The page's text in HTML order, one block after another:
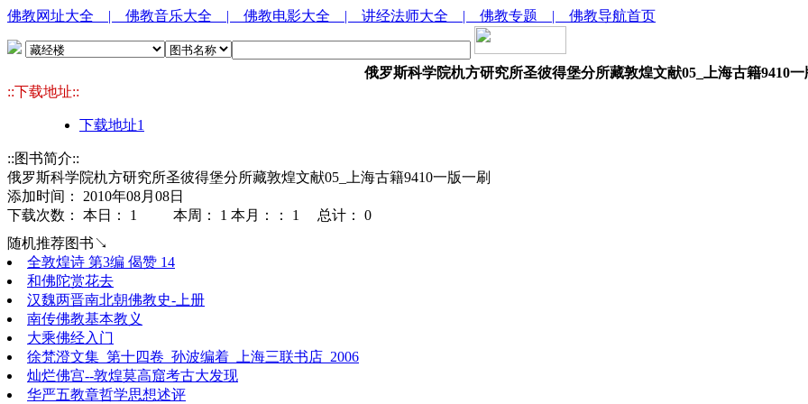
佛教网址大全 | 佛教音乐大全 | 佛教电影大全 | 讲经法师大全 | 佛教专题 | 佛教导航首页
俄罗斯科学院朹方研究所圣彼得堡分所藏敦煌文献05_上海古籍9410
::下载地址::
下载地址1
::图书简介::
俄罗斯科学院朹方研究所圣彼得堡分所藏敦煌文献05_上海古籍9410一版一刷
添加时间： 2010年08月08日
下载次数： 本日： 1 本周： 1 本月：： 1 总计： 0
随机推荐图书↘
全敦煌诗 第3编 偈赞 14
和佛陀赏花去
汉魏两晋南北朝佛教史-上册
南传佛教基本教义
大乘佛经入门
徐梵澄文集_第十四卷_孙波编着_上海三联书店_2006
灿烂佛宫--敦煌莫高窟考古大发现
华严五教章哲学思想述评